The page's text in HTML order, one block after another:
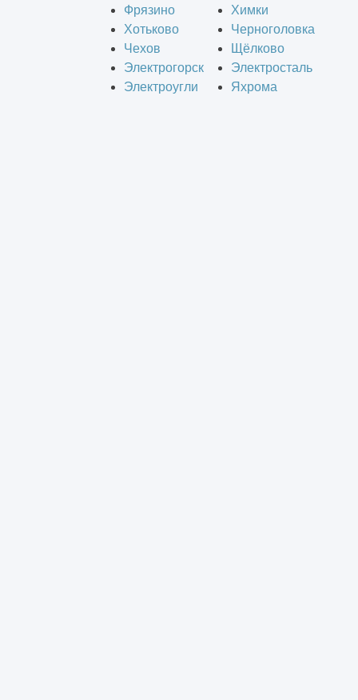
Фрязино
Химки
Хотьково
Черноголовка
Чехов
Щёлково
Электрогорск
Электросталь
Электроугли
Яхрома